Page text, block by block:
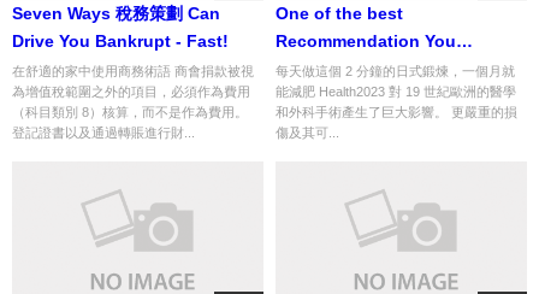
Seven Ways 稅務策劃 Can
Drive You Bankrupt - Fast!
在舒適的家中使用商務術語 商會捐款被視
為增值稅範圍之外的項目，必須作為費用
（科目類別 8）核算，而不是作為費用。
登記證書以及通過轉賬進行財...
One of the best
Recommendation You
possibly can Ever Get About
台中整骨推薦
每天做這個 2 分鐘的日式鍛煉，一個月就
能減肥 Health2023 對 19 世紀歐洲的醫學
和外科手術產生了巨大影響。 更嚴重的損
傷及其可...